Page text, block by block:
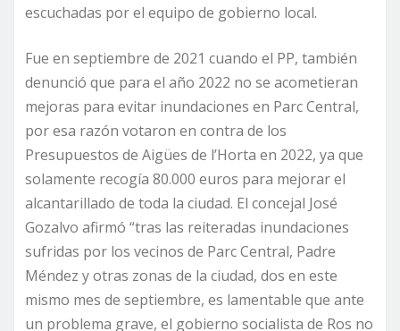
escuchadas por el equipo de gobierno local.
Fue en septiembre de 2021 cuando el PP, también
denunció que para el año 2022 no se acometieran
mejoras para evitar inundaciones en Parc Central,
por esa razón votaron en contra de los
Presupuestos de Aigües de l’Horta en 2022, ya que
solamente recogía 80.000 euros para mejorar el
alcantarillado de toda la ciudad. El concejal José
Gozalvo afirmó “tras las reiteradas inundaciones
sufridas por los vecinos de Parc Central, Padre
Méndez y otras zonas de la ciudad, dos en este
mismo mes de septiembre, es lamentable que ante
un problema grave, el gobierno socialista de Ros no